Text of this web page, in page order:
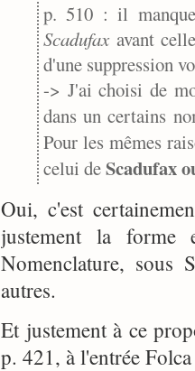
p. 510 : il
Scadufax avant
d'une suppression
-> J'ai choisi de
dans un certains
Pour les mêmes
celui deScadufax
Oui, c'est
justement la forme
Nomenclature, sous
autres.
Et justement à ce
p. 421, à l'entrée